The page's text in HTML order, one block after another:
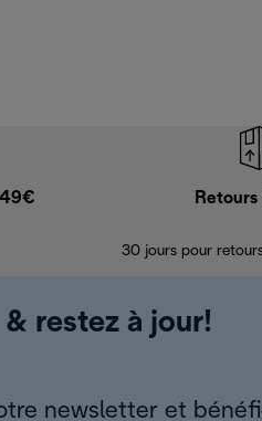
49€
30 jours pour
restez à jour!
newsletter et